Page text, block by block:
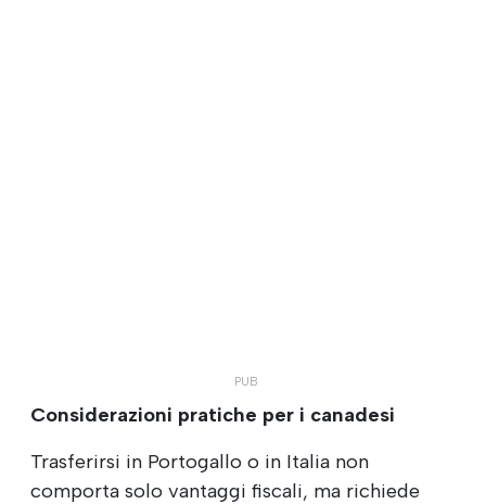
Considerazioni pratiche per i canadesi
Trasferirsi in Portogallo o in Italia non
comporta solo vantaggi fiscali, ma richiede